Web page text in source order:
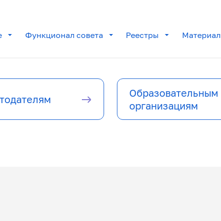
Функционал совета Реестры
Образовательным
организациям